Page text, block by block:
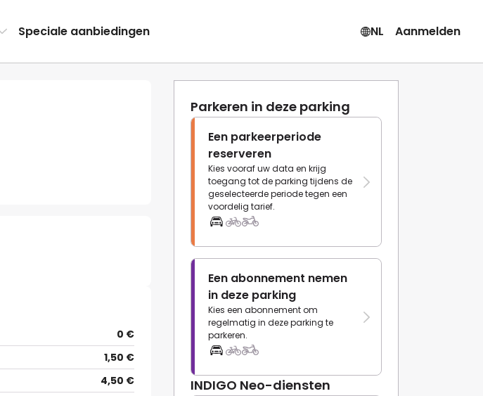
Speciale aanbiedingen NL Aanmelden
Parkeren in deze parking
Een parkeerperiode
reserveren
Kies vooraf uw data en krijg
toegang tot de parking tijdens de
geselecteerde periode tegen een
voordelig tarief.
Een abonnement nemen
in deze parking
Kies een abonnement om
regelmatig in deze parking te
parkeren.
INDIGO Neo-diensten
0 €
1,50 €
4,50 €